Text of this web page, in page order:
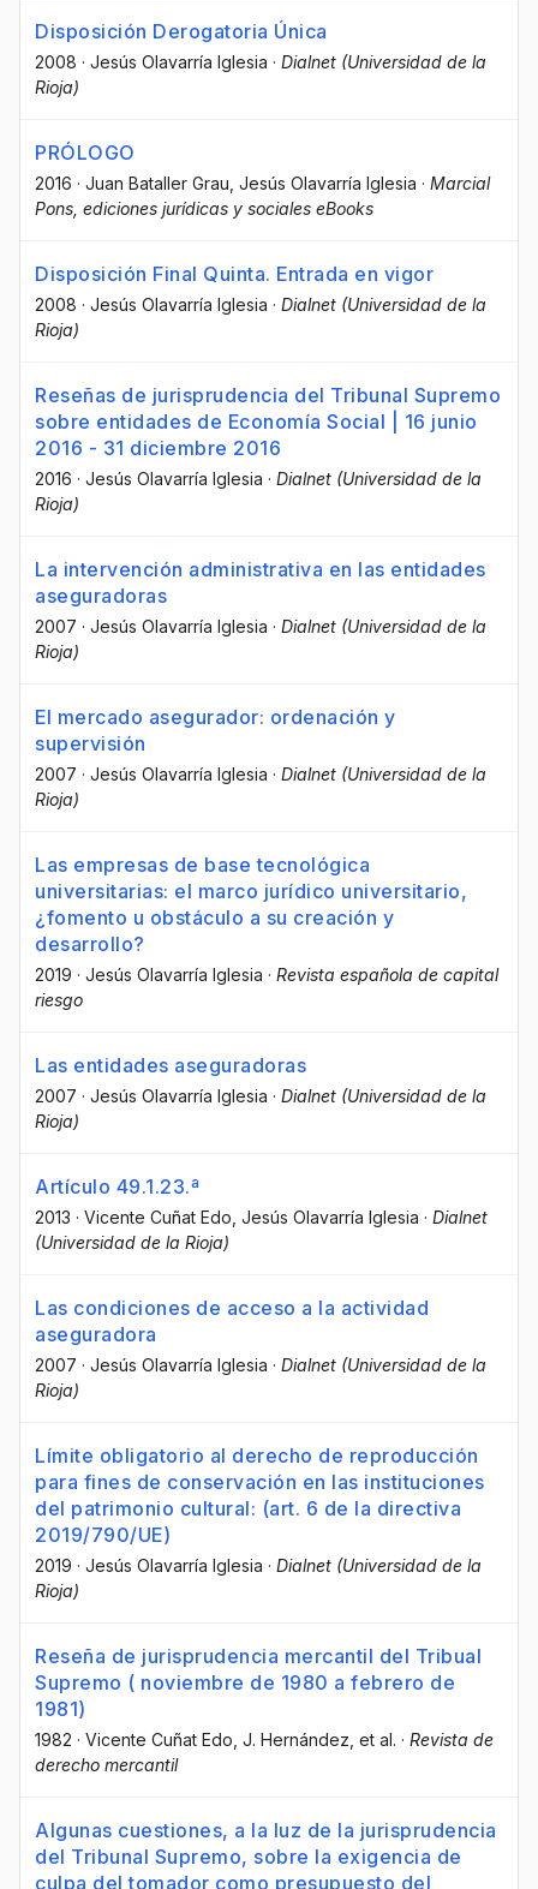
Disposición Derogatoria Única
2008 · Jesús Olavarría Iglesia · Dialnet (Universidad de la
Rioja)
PRÓLOGO
2016 · Juan Bataller Grau , Jesús Olavarría Iglesia · Marcial
Pons, ediciones jurídicas y sociales eBooks
Disposición Final Quinta. Entrada en vigor
2008 · Jesús Olavarría Iglesia · Dialnet (Universidad de la
Rioja)
Reseñas de jurisprudencia del Tribunal Supremo
sobre entidades de Economía Social | 16 junio
2016 - 31 diciembre 2016
2016 · Jesús Olavarría Iglesia · Dialnet (Universidad de la
Rioja)
La intervención administrativa en las entidades
aseguradoras
2007 · Jesús Olavarría Iglesia · Dialnet (Universidad de la
Rioja)
El mercado asegurador: ordenación y
supervisión
2007 · Jesús Olavarría Iglesia · Dialnet (Universidad de la
Rioja)
Las empresas de base tecnológica
universitarias: el marco jurídico universitario,
¿fomento u obstáculo a su creación y
desarrollo?
2019 · Jesús Olavarría Iglesia · Revista española de capital
riesgo
Las entidades aseguradoras
2007 · Jesús Olavarría Iglesia · Dialnet (Universidad de la
Rioja)
Artículo 49.1.23.ª
2013 · Vicente Cuñat Edo , Jesús Olavarría Iglesia · Dialnet
(Universidad de la Rioja)
Las condiciones de acceso a la actividad
aseguradora
2007 · Jesús Olavarría Iglesia · Dialnet (Universidad de la
Rioja)
Límite obligatorio al derecho de reproducción
para fines de conservación en las instituciones
del patrimonio cultural: (art. 6 de la directiva
2019/790/UE)
2019 · Jesús Olavarría Iglesia · Dialnet (Universidad de la
Rioja)
Reseña de jurisprudencia mercantil del Tribual
Supremo ( noviembre de 1980 a febrero de
1981)
1982 · Vicente Cuñat Edo , J. Hernández , et al. · Revista de
derecho mercantil
Algunas cuestiones, a la luz de la jurisprudencia
del Tribunal Supremo, sobre la exigencia de
culpa del tomador como presupuesto del